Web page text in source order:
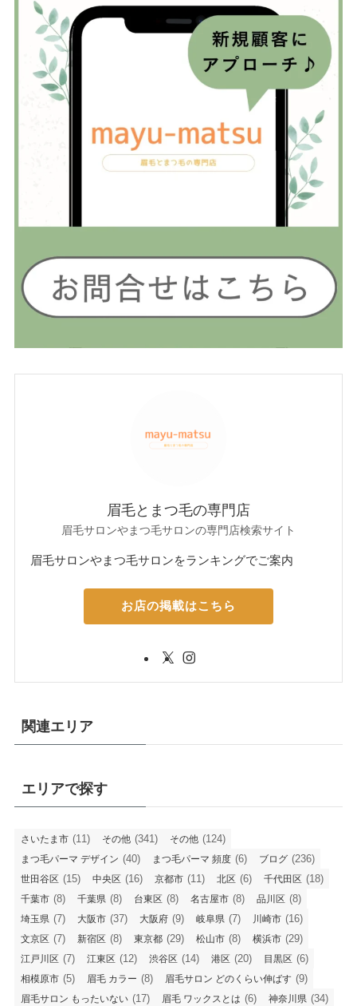
眉毛とまつ毛の専門店
眉毛サロンやまつ毛サロンの専門店検索サイト
眉毛サロンやまつ毛サロンをランキングでご案内
お店の掲載はこちら
関連エリア
エリアで探す
さいたま市 (11) その他 (341) その他 (124)
まつ毛パーマ デザイン (40) まつ毛パーマ 頻度 (6) ブログ (236)
世田谷区 (15) 中央区 (16) 京都市 (11) 北区 (6) 千代田区 (18)
千葉市 (8) 千葉県 (8) 台東区 (8) 名古屋市 (8) 品川区 (8)
埼玉県 (7) 大阪市 (37) 大阪府 (9) 岐阜県 (7) 川崎市 (16)
文京区 (7) 新宿区 (8) 東京都 (29) 松山市 (8) 横浜市 (29)
江戸川区 (7) 江東区 (12) 渋谷区 (14) 港区 (20) 目黒区 (6)
相模原市 (5) 眉毛 カラー (8) 眉毛サロン どのくらい伸ばす (9)
眉毛サロン もったいない (17) 眉毛 ワックスとは (6) 神奈川県 (34)